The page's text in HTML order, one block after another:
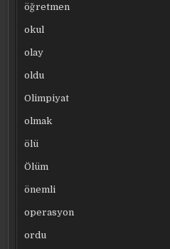
öğretmen
okul
olay
oldu
Olimpiyat
olmak
ölü
Ölüm
önemli
operasyon
ordu